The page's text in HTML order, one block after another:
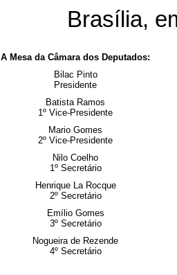
Brasília,
A Mesa da Câmara dos Deputados:
Bilac Pinto
Presidente
Batista Ramos
1º Vice-Presidente
Mario Gomes
2º Vice-Presidente
Nilo Coelho
1º Secretário
Henrique La Rocque
2º Secretário
Emílio Gomes
3º Secretário
Nogueira de Rezende
4º Secretário